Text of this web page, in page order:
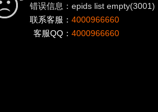
错误信息：epids list empty(3001)
联系客服： 4000966660
客服QQ： 4000966660